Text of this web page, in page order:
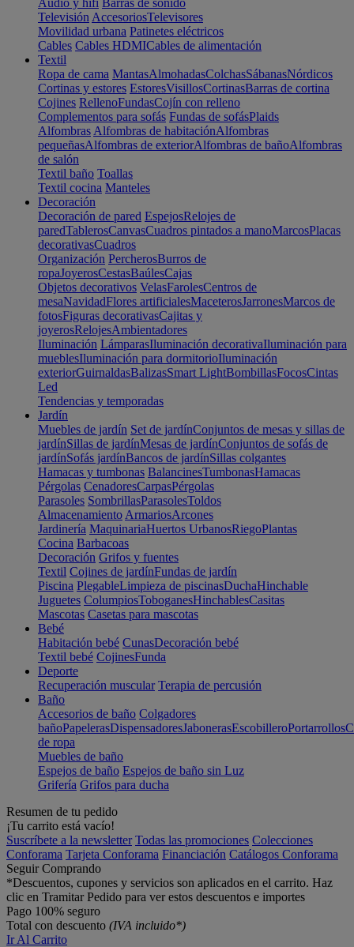
Audio y hifi Barras de sonido
Televisión AccesoriosTelevisores
Movilidad urbana Patinetes eléctricos
Cables Cables HDMICables de alimentación
Textil
Ropa de cama MantasAlmohadasColchasSábanasNórdicos
Cortinas y estores EstoresVisillosCortinasBarras de cortina
Cojines RellenoFundasCojín con relleno
Complementos para sofás Fundas de sofásPlaids
Alfombras Alfombras de habitaciónAlfombras
pequeñasAlfombras de exteriorAlfombras de bañoAlfombras
de salón
Textil baño Toallas
Textil cocina Manteles
Decoración
Decoración de pared EspejosRelojes de
paredTablerosCanvasCuadros pintados a manoMarcosPlacas
decorativasCuadros
Organización PercherosBurros de
ropaJoyerosCestasBaúlesCajas
Objetos decorativos VelasFarolesCentros de
mesaNavidadFlores artificialesMaceterosJarronesMarcos de
fotosFiguras decorativasCajitas y
joyerosRelojesAmbientadores
Iluminación LámparasIluminación decorativaIluminación para
mueblesIluminación para dormitorioIluminación
exteriorGuirnaldasBalizasSmart LightBombillasFocosCintas
Led
Tendencias y temporadas
Jardín
Muebles de jardín Set de jardínConjuntos de mesas y sillas de
jardínSillas de jardínMesas de jardínConjuntos de sofás de
jardínSofás jardínBancos de jardínSillas colgantes
Hamacas y tumbonas BalancinesTumbonasHamacas
Pérgolas CenadoresCarpasPérgolas
Parasoles SombrillasParasolesToldos
Almacenamiento ArmariosArcones
Jardinería MaquinariaHuertos UrbanosRiegoPlantas
Cocina Barbacoas
Decoración Grifos y fuentes
Textil Cojines de jardínFundas de jardín
Piscina PlegableLimpieza de piscinasDuchaHinchable
Juguetes ColumpiosToboganesHinchablesCasitas
Mascotas Casetas para mascotas
Bebé
Habitación bebé CunasDecoración bebé
Textil bebé CojinesFunda
Deporte
Recuperación muscular Terapia de percusión
Baño
Accesorios de baño Colgadores
bañoPapelerasDispensadoresJabonerasEscobilleroPortarrollos
de ropa
Muebles de baño
Espejos de baño Espejos de baño sin Luz
Grifería Grifos para ducha
Resumen de tu pedido
¡Tu carrito está vacío!
Suscríbete a la newsletter Todas las promociones Colecciones
Conforama Tarjeta Conforama Financiación Catálogos Conforama
Seguir Comprando
*Descuentos, cupones y servicios son aplicados en el carrito. Haz
clic en Tramitar Pedido para ver estos descuentos e importes
Pago 100% seguro
Total con descuento (IVA incluido*)
Ir Al Carrito